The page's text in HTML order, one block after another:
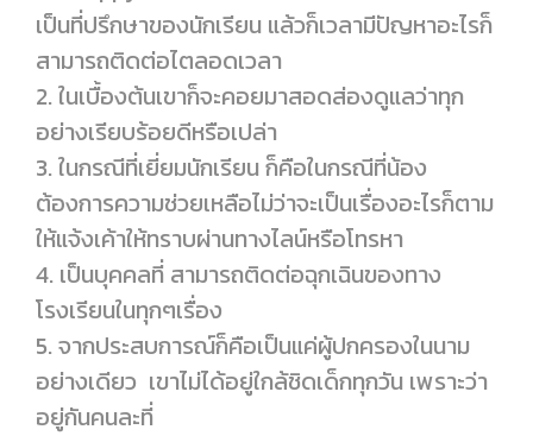
เป็นที่ปรึกษาของนักเรียน แล้วก็เวลามีปัญหาอะไรก็
สามารถติดต่อไตลอดเวลา
2. ในเบื้องต้นเขาก็จะคอยมาสอดส่องดูแลว่าทุก
อย่างเรียบร้อยดีหรือเปล่า
3. ในกรณีที่เยี่ยมนักเรียน ก็คือในกรณีที่น้อง
ต้องการความช่วยเหลือไม่ว่าจะเป็นเรื่องอะไรก็ตาม
ให้แจ้งเค้าให้ทราบผ่านทางไลน์หรือโทรหา
4. เป็นบุคคลที่ สามารถติดต่อฉุกเฉินของทาง
โรงเรียนในทุกๆเรื่อง
5. จากประสบการณ์ก็คือเป็นแค่ผู้ปกครองในนาม
อย่างเดียว เขาไม่ได้อยู่ใกล้ชิดเด็กทุกวัน เพราะว่า
อยู่กันคนละที่